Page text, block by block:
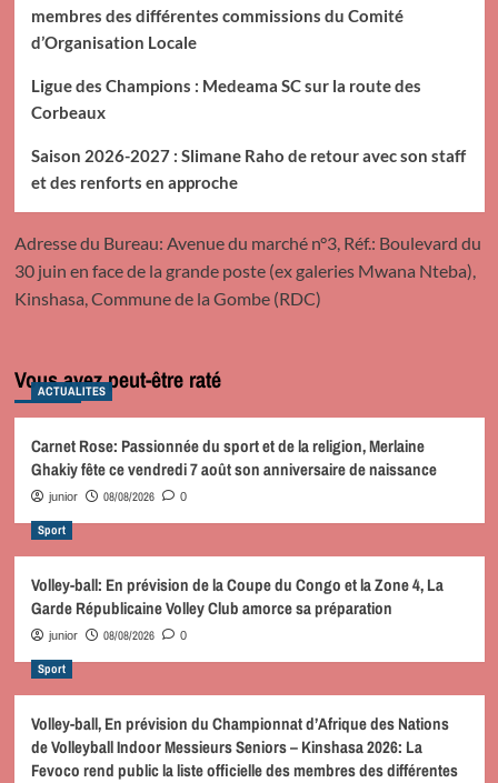
membres des différentes commissions du Comité
d’Organisation Locale
Ligue des Champions : Medeama SC sur la route des
Corbeaux
Saison 2026-2027 : Slimane Raho de retour avec son staff
et des renforts en approche
Adresse du Bureau: Avenue du marché n°3, Réf.: Boulevard du
30 juin en face de la grande poste (ex galeries Mwana Nteba),
Kinshasa, Commune de la Gombe (RDC)
Vous avez peut-être raté
ACTUALITES
Carnet Rose: Passionnée du sport et de la religion, Merlaine
Ghakiy fête ce vendredi 7 août son anniversaire de naissance
junior 08/08/2026 0
Sport
Volley-ball: En prévision de la Coupe du Congo et la Zone 4, La
Garde Républicaine Volley Club amorce sa préparation
junior 08/08/2026 0
Sport
Volley-ball, En prévision du Championnat d’Afrique des Nations
de Volleyball Indoor Messieurs Seniors – Kinshasa 2026: La
Fevoco rend public la liste officielle des membres des différentes